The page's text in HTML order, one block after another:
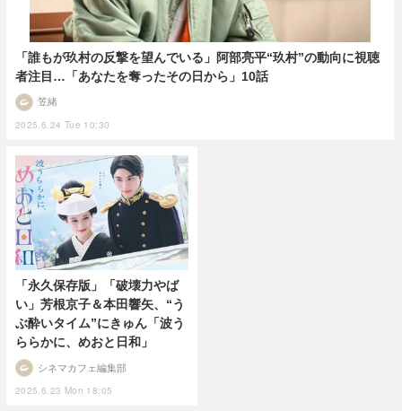
「誰もが玖村の反撃を望んでいる」阿部亮平“玖村”の動向に視聴
者注目…「あなたを奪ったその日から」10話
2025.6.24 Tue 10:30
笠緒
「永久保存版」「破壊力やば
い」芳根京子＆本田響矢、“う
ぶ酔いタイム”にきゅん「波う
ららかに、めおと日和」
2025.6.23 Mon 18:05
シネマカフェ編集部